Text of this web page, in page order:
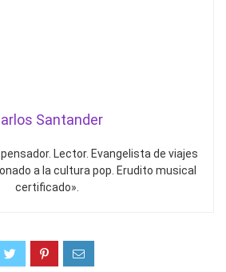
Santander
Lector. Evangelista de viajes
a la cultura pop. Erudito musical
certificado».